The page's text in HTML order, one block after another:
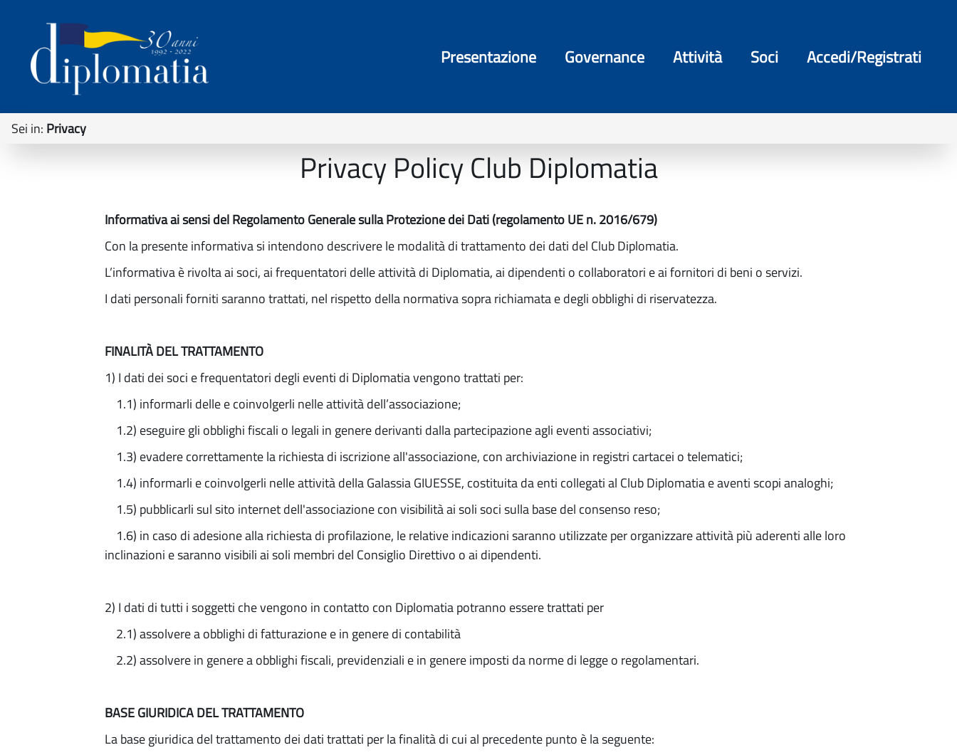
Presentazione Governance Attività Soci Accedi/Registrati
Sei in: Privacy
Privacy Policy Club Diplomatia
Informativa ai sensi del Regolamento Generale sulla Protezione dei Dati (regolamento UE n. 2016/679)
Con la presente informativa si intendono descrivere le modalità di trattamento dei dati del Club Diplomatia.
L’informativa è rivolta ai soci, ai frequentatori delle attività di Diplomatia, ai dipendenti o collaboratori e ai fornitori di beni o servizi.
I dati personali forniti saranno trattati, nel rispetto della normativa sopra richiamata e degli obblighi di riservatezza.
FINALITÀ DEL TRATTAMENTO
1) I dati dei soci e frequentatori degli eventi di Diplomatia vengono trattati per:
1.1) informarli delle e coinvolgerli nelle attività dell’associazione;
1.2) eseguire gli obblighi fiscali o legali in genere derivanti dalla partecipazione agli eventi associativi;
1.3) evadere correttamente la richiesta di iscrizione all'associazione, con archiviazione in registri cartacei o telematici;
1.4) informarli e coinvolgerli nelle attività della Galassia GIUESSE, costituita da enti collegati al Club Diplomatia e aventi scopi analoghi;
1.5) pubblicarli sul sito internet dell'associazione con visibilità ai soli soci sulla base del consenso reso;
1.6) in caso di adesione alla richiesta di profilazione, le relative indicazioni saranno utilizzate per organizzare attività più aderenti alle loro
inclinazioni e saranno visibili ai soli membri del Consiglio Direttivo o ai dipendenti.
2) I dati di tutti i soggetti che vengono in contatto con Diplomatia potranno essere trattati per
2.1) assolvere a obblighi di fatturazione e in genere di contabilità
2.2) assolvere in genere a obblighi fiscali, previdenziali e in genere imposti da norme di legge o regolamentari.
BASE GIURIDICA DEL TRATTAMENTO
La base giuridica del trattamento dei dati trattati per la finalità di cui al precedente punto è la seguente: